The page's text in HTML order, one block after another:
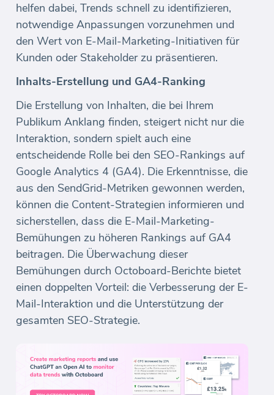
helfen dabei, Trends schnell zu identifizieren,
notwendige Anpassungen vorzunehmen und
den Wert von E-Mail-Marketing-Initiativen für
Kunden oder Stakeholder zu präsentieren.
Inhalts-Erstellung und GA4-Ranking
Die Erstellung von Inhalten, die bei Ihrem
Publikum Anklang finden, steigert nicht nur die
Interaktion, sondern spielt auch eine
entscheidende Rolle bei den SEO-Rankings auf
Google Analytics 4 (GA4). Die Erkenntnisse, die
aus den SendGrid-Metriken gewonnen werden,
können die Content-Strategien informieren und
sicherstellen, dass die E-Mail-Marketing-
Bemühungen zu höheren Rankings auf GA4
beitragen. Die Überwachung dieser
Bemühungen durch Octoboard-Berichte bietet
einen doppelten Vorteil: die Verbesserung der E-
Mail-Interaktion und die Unterstützung der
gesamten SEO-Strategie.